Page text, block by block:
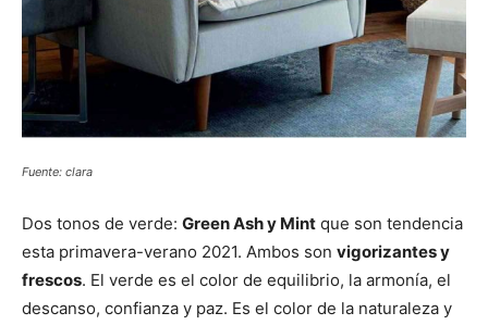
Fuente: clara
Dos tonos de verde: Green Ash y Mint que son tendencia
esta primavera-verano 2021. Ambos son vigorizantes y
frescos. El verde es el color de equilibrio, la armonía, el
descanso, confianza y paz. Es el color de la naturaleza y